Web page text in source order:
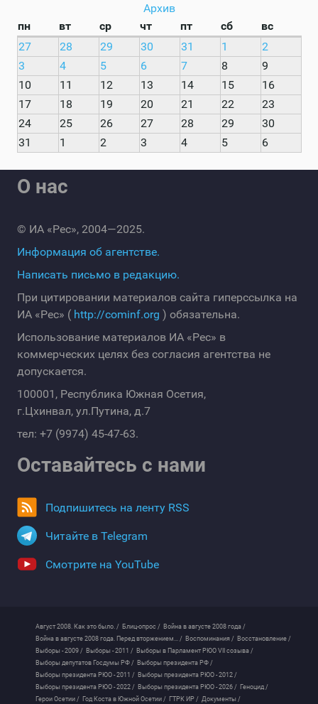
Архив
пн
вт ср чт пт сб
вс
27
28 29 30 31 1
2
3
4 5 6 7 8
9
10
11 12 13 14 15
16
17
18 19 20 21 22
23
24
25 26 27 28 29
30
31
1 2 3 4 5 6
О нас
© ИА «Рес», 2004—2025.
Информация об агентстве.
Написать письмо в редакцию.
При цитировании материалов сайта гиперссылка на
ИА «Рес» ( http://cominf.org ) обязательна.
Использование материалов ИА «Рес» в
коммерческих целях без согласия агентства не
допускается.
100001, Республика Южная Осетия,
г.Цхинвал, ул.Путина, д.7
тел: +7 (9974) 45-47-63.
Оставайтесь с нами
Подпишитесь на ленту RSS
Читайте в Telegram
Смотрите на YouTube
Август 2008. Как это было. / Блиц-опрос / Война в августе 2008 года /
Война в августе 2008 года. Перед вторжением... / Воспоминания / Восстановление /
Выборы - 2009 / Выборы - 2011 / Выборы в Парламент РЮО VII созыва /
Выборы депутатов Госдумы РФ / Выборы президента РФ /
Выборы президента РЮО - 2011 / Выборы президента РЮО - 2012 /
Выборы президента РЮО - 2022 / Выборы президента РЮО - 2026 / Геноцид /
Герои Осетии / Год Коста в Южной Осетии / ГТРК ИР / Документы /